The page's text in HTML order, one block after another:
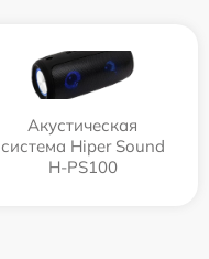
Акустическая
система Hiper Sound
H-PS100